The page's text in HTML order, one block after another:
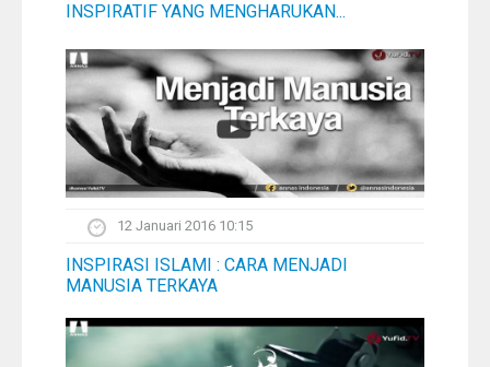
INSPIRATIF YANG MENGHARUKAN...
12 Januari 2016 10:15
INSPIRASI ISLAMI : CARA MENJADI
MANUSIA TERKAYA